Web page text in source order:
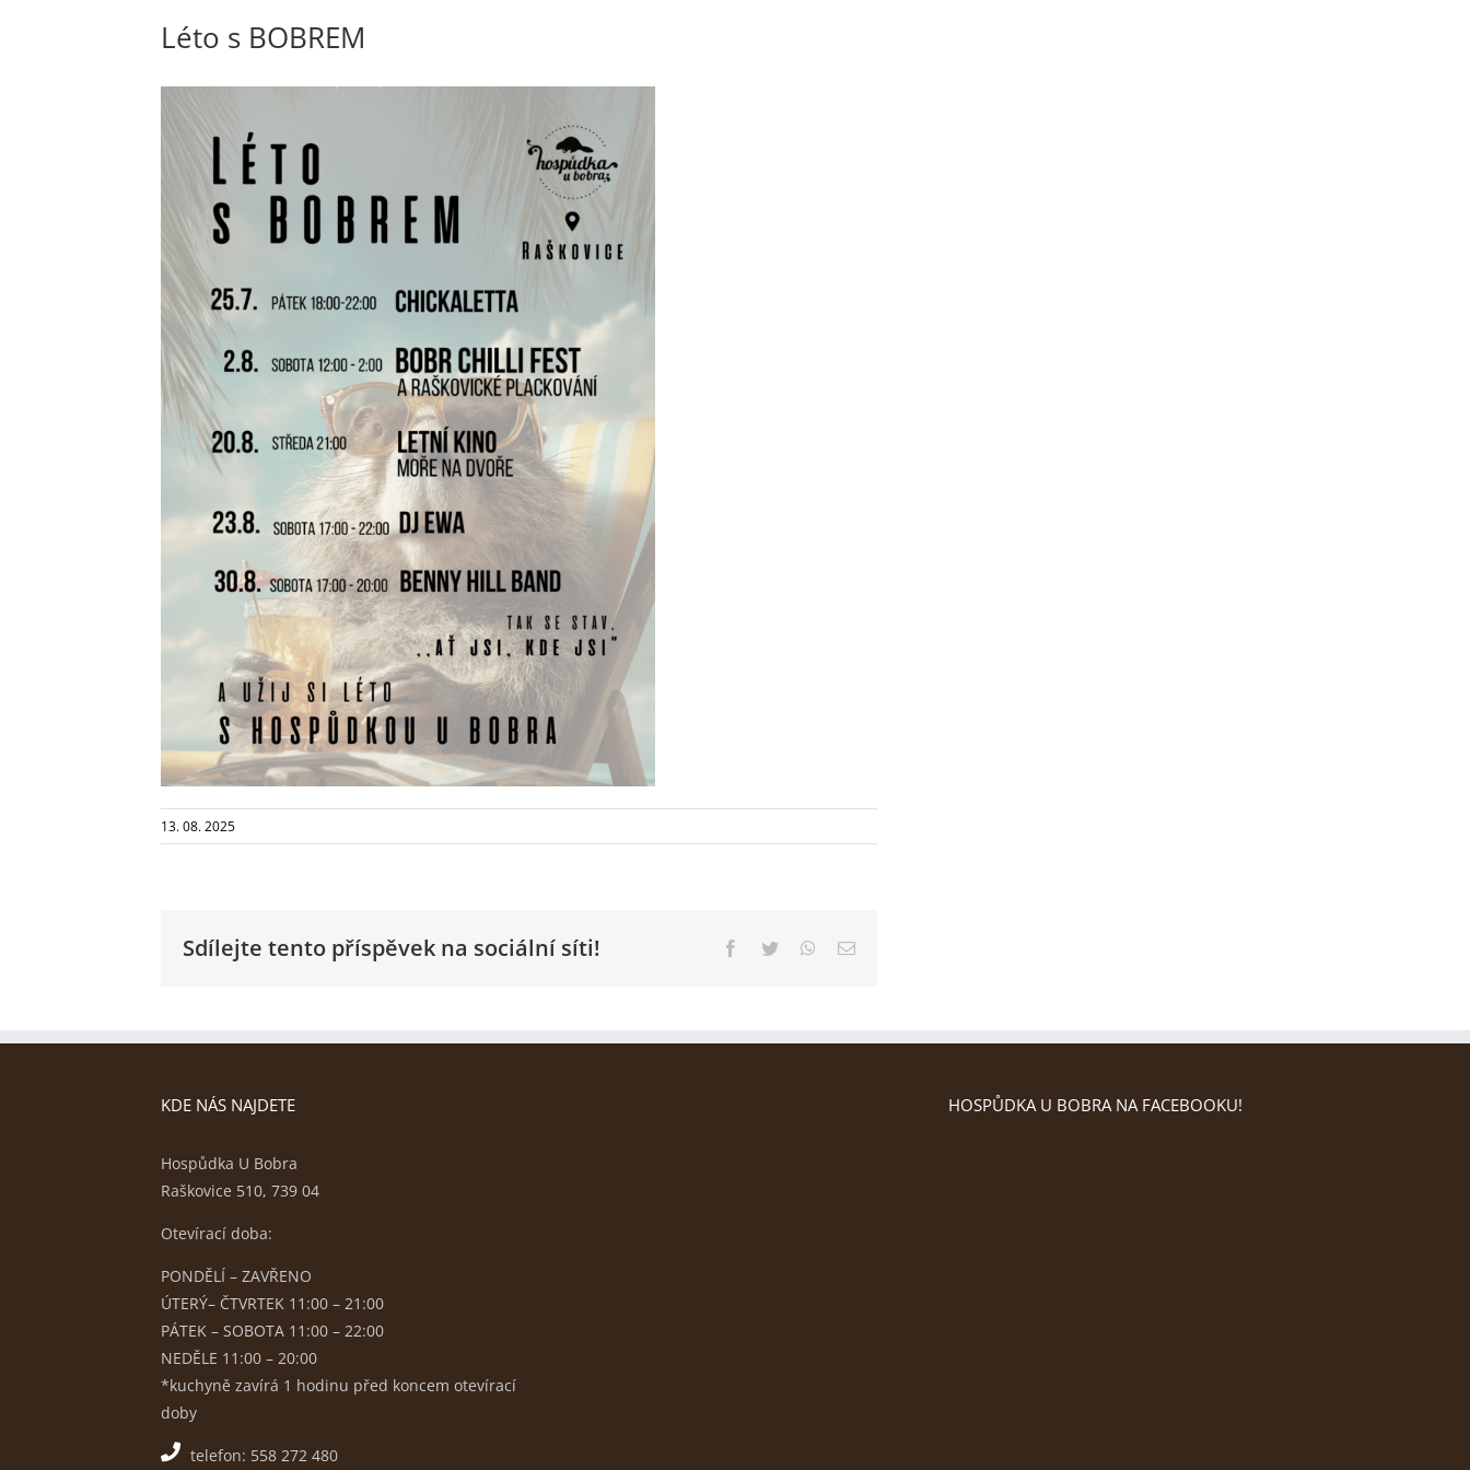
Léto s BOBREM
13. 08. 2025
Sdílejte tento příspěvek na sociální síti! Facebook
Twitter WhatsApp
E-
KDE NÁS NAJDETE
Hospůdka U Bobra
Raškovice 510, 739 04
Otevírací doba:
PONDĚLÍ – ZAVŘENO
ÚTERÝ– ČTVRTEK 11:00 – 21:00
PÁTEK – SOBOTA 11:00 – 22:00
NEDĚLE 11:00 – 20:00
*kuchyně zavírá 1 hodinu před koncem otevírací
doby
telefon: 558 272 480
HOSPŮDKA U BOBRA NA FACEBOOKU!